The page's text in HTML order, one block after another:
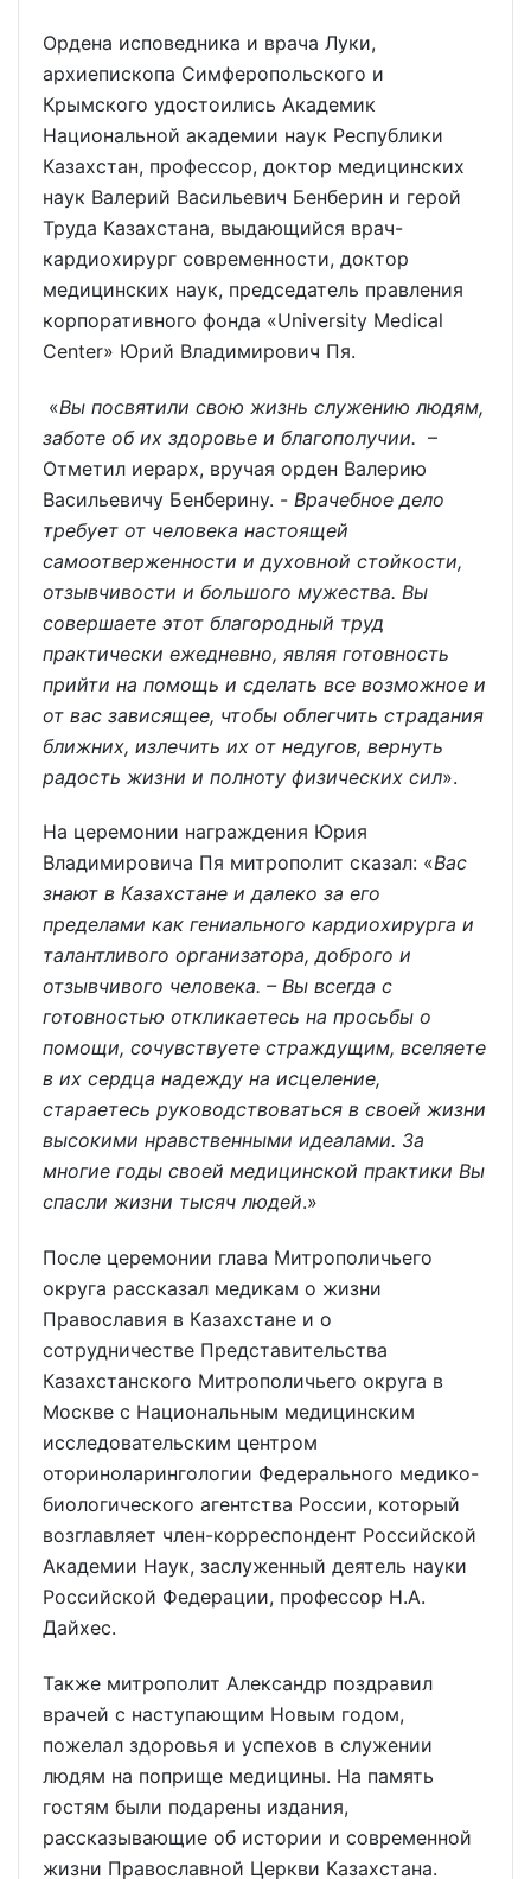
Ордена исповедника и врача Луки,
архиепископа Симферопольского и
Крымского удостоились Академик
Национальной академии наук Республики
Казахстан, профессор, доктор медицинских
наук Валерий Васильевич Бенберин и герой
Труда Казахстана, выдающийся врач-
кардиохирург современности, доктор
медицинских наук, председатель правления
корпоративного фонда «University Medical
Center» Юрий Владимирович Пя.
«Вы посвятили свою жизнь служению людям,
заботе об их здоровье и благополучии. –
Отметил иерарх, вручая орден Валерию
Васильевичу Бенберину. - Врачебное дело
требует от человека настоящей
самоотверженности и духовной стойкости,
отзывчивости и большого мужества. Вы
совершаете этот благородный труд
практически ежедневно, являя готовность
прийти на помощь и сделать все возможное и
от вас зависящее, чтобы облегчить страдания
ближних, излечить их от недугов, вернуть
радость жизни и полноту физических сил».
На церемонии награждения Юрия
Владимировича Пя митрополит сказал: «Вас
знают в Казахстане и далеко за его
пределами как гениального кардиохирурга и
талантливого организатора, доброго и
отзывчивого человека. – Вы всегда с
готовностью откликаетесь на просьбы о
помощи, сочувствуете страждущим, вселяете
в их сердца надежду на исцеление,
стараетесь руководствоваться в своей жизни
высокими нравственными идеалами. За
многие годы своей медицинской практики Вы
спасли жизни тысяч людей.»
После церемонии глава Митрополичьего
округа рассказал медикам о жизни
Православия в Казахстане и о
сотрудничестве Представительства
Казахстанского Митрополичьего округа в
Москве с Национальным медицинским
исследовательским центром
оториноларингологии Федерального медико-
биологического агентства России, который
возглавляет член-корреспондент Российской
Академии Наук, заслуженный деятель науки
Российской Федерации, профессор Н.А.
Дайхес.
Также митрополит Александр поздравил
врачей с наступающим Новым годом,
пожелал здоровья и успехов в служении
людям на поприще медицины. На память
гостям были подарены издания,
рассказывающие об истории и современной
жизни Православной Церкви Казахстана.